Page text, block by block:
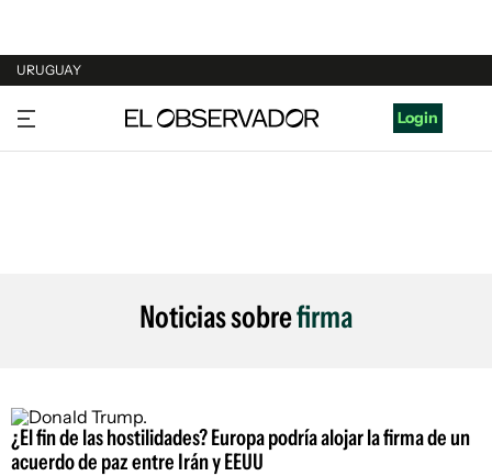
URUGUAY
URUGUAY
ARGENTINA
Login
Noticias sobrefirma
¿El fin de las hostilidades? Europa podría alojar la firma de un
acuerdo de paz entre Irán y EEUU